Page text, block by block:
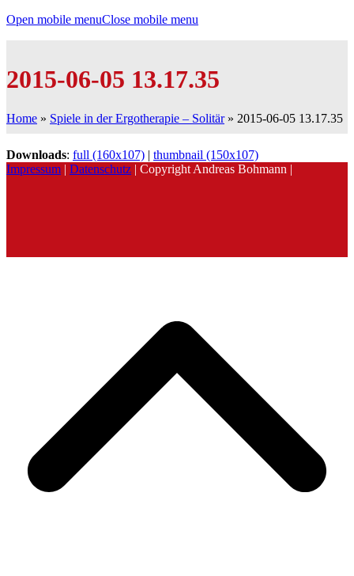
Open mobile menuClose mobile menu
2015-06-05 13.17.35
Home » Spiele in der Ergotherapie – Solitär» 2015-06-05 13.17.35
Downloads: full (160x107) | thumbnail (150x107)
Impressum | Datenschutz | Copyright Andreas Bohmann |